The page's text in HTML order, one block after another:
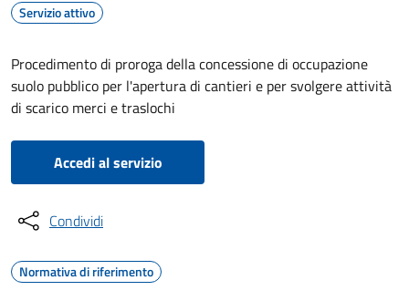
Servizio attivo
Procedimento di proroga della concessione di occupazione
suolo pubblico per l'apertura di cantieri e per svolgere attività
di scarico merci e traslochi
Accedi al servizio
Condividi
Normativa di riferimento